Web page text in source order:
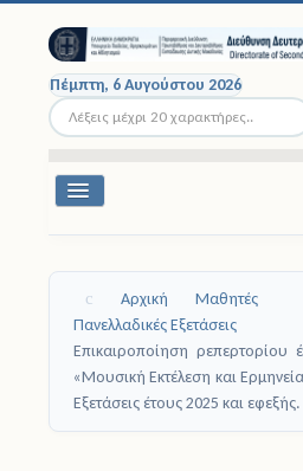
Πέμπτη, 6 Αυγούστου 2026
Αναζήτηση...
Εναλλαγή
Σχολικές Μονάδες
Εκπαιδευτικοί
Αρχική
Μαθητές
Πανελλαδικές Εξετάσεις
Επικαιροποίηση
«Μουσική Εκτέλεση και
Εξετάσεις έτους 2025 και εφεξής.